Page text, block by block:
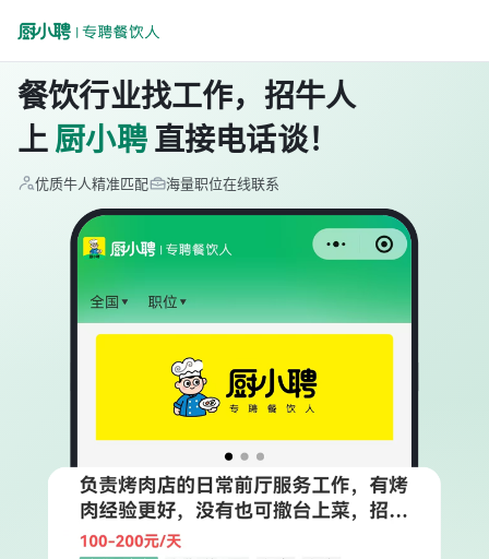
餐饮行业找工作，招牛人
上 厨小聘 直接电话谈！
优质牛人精准匹配 海量职位在线联系